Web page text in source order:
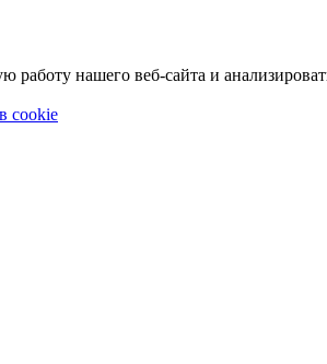
нашего веб-сайта и
cookie